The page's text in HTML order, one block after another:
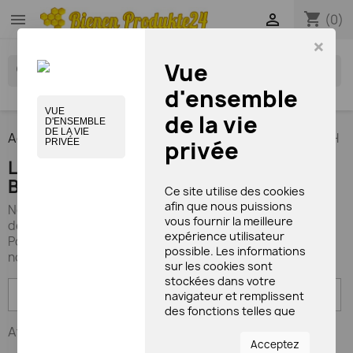
×
VUE
D'ENSEMBLE
DE LA VIE
PRIVÉE
Vue
d'ensemble
de la vie
privée
Ce site utilise des cookies
afin que nous puissions
vous fournir la meilleure
expérience utilisateur
possible. Les informations
sur les cookies sont
stockées dans votre
navigateur et remplissent
des fonctions telles que
vous revenez sur notre site
Acceptez
 shopping_cart (0)

search
Accueil Tous les fournisseurs Bienen Diätic GmbH
Liste des produits du fournisseur
Bienen Diätic GmbH
Nos produits de beauté exclusifs contiennent également
des produits apicoles
Pollen, gelée royale, miel, propolis, huile de jojoba
nourrissante et autres agents sympathiques pour la peau.
Affichage 1-12 de 148 article(s)